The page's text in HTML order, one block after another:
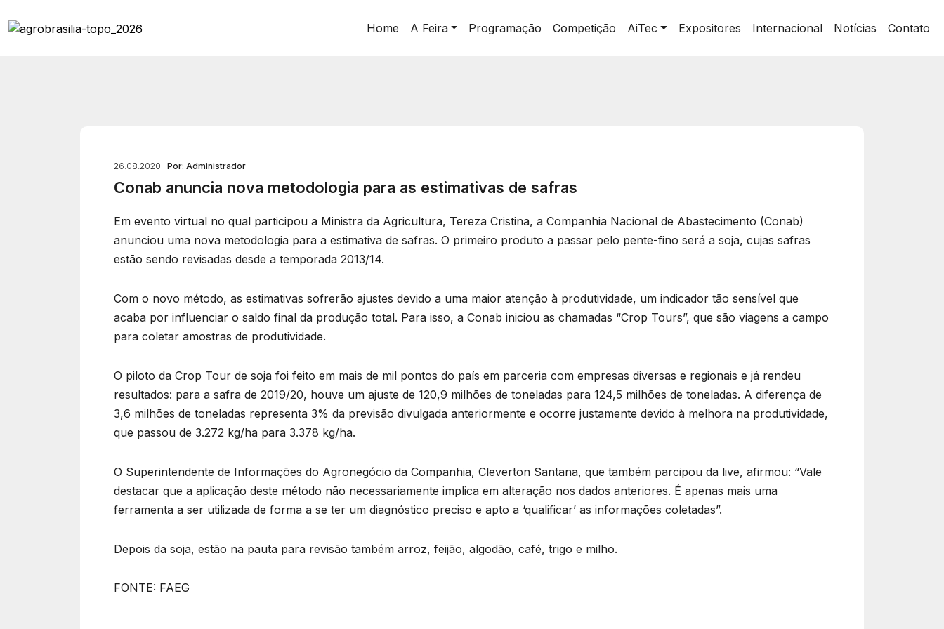
Home A Feira Programação Competição AiTec Expositores Internacional Notícias Contato
26.08.2020 | Por: Administrador
Conab anuncia nova metodologia para as estimativas de safras
Em evento virtual no qual participou a Ministra da Agricultura, Tereza Cristina, a Companhia Nacional de Abastecimento (Conab)
anunciou uma nova metodologia para a estimativa de safras. O primeiro produto a passar pelo pente-fino será a soja, cujas safras
estão sendo revisadas desde a temporada 2013/14.
Com o novo método, as estimativas sofrerão ajustes devido a uma maior atenção à produtividade, um indicador tão sensível que
acaba por influenciar o saldo final da produção total. Para isso, a Conab iniciou as chamadas “Crop Tours”, que são viagens a campo
para coletar amostras de produtividade.
O piloto da Crop Tour de soja foi feito em mais de mil pontos do país em parceria com empresas diversas e regionais e já rendeu
resultados: para a safra de 2019/20, houve um ajuste de 120,9 milhões de toneladas para 124,5 milhões de toneladas. A diferença de
3,6 milhões de toneladas representa 3% da previsão divulgada anteriormente e ocorre justamente devido à melhora na produtividade,
que passou de 3.272 kg/ha para 3.378 kg/ha.
O Superintendente de Informações do Agronegócio da Companhia, Cleverton Santana, que também parcipou da live, afirmou: “Vale
destacar que a aplicação deste método não necessariamente implica em alteração nos dados anteriores. É apenas mais uma
ferramenta a ser utilizada de forma a se ter um diagnóstico preciso e apto a ‘qualificar’ as informações coletadas”.
Depois da soja, estão na pauta para revisão também arroz, feijão, algodão, café, trigo e milho.
FONTE: FAEG